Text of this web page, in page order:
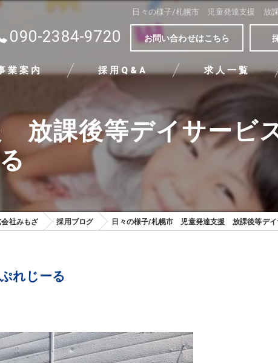
日々の様子/札幌市 児童発達支援 放
090-2384-9720 お問い合わせはこちら
業案内 採用Q&A 求人一覧
放課後等デイサービ
社みもざ 採用ブログ 日々の様子/札幌市 児童発達支援 放課後等デ
れじーる